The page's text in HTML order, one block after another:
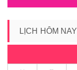
LỊCH HÔM NAY